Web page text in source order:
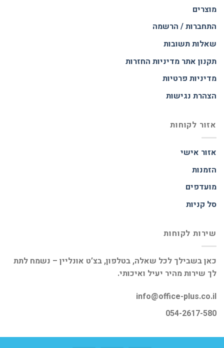
מוצרים
התחברות / הרשמה
שאלות תשובות
תקנון אתרמדיניות החזרות
מדיניות פרטיות
הצהרת נגישות
אזור לקוחות
אזור אישי
הזמנות
מועדפים
סל קניות
שירות לקוחות
כאן בשבילך לכל שאלה, בטלפון, בצ’ט אונליין – נשמח לתת
לך שירות מהיר יעיל ואיכותי.
info@office-plus.co.il
054-2617-580